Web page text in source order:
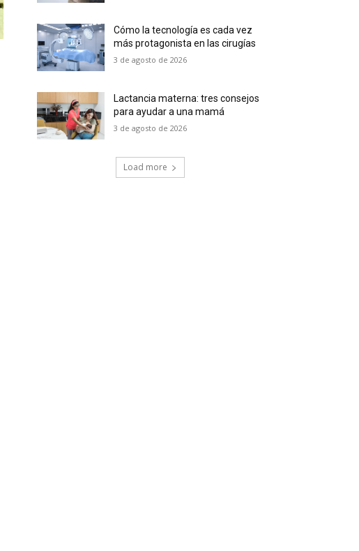
Cómo la tecnología es cada vez
más protagonista en las cirugías
3 de agosto de 2026
Lactancia materna: tres consejos
para ayudar a una mamá
3 de agosto de 2026
Load more